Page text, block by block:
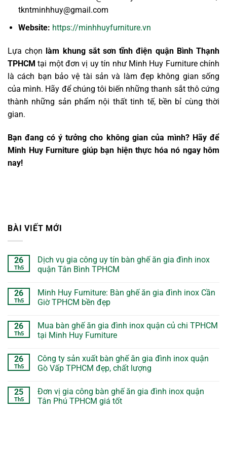
tkntminhhuy@gmail.com
Website: https://minhhuyfurniture.vn
Lựa chọn làm khung sắt sơn tĩnh điện quận Bình Thạnh
TPHCM tại một đơn vị uy tín như Minh Huy Furniture chính
là cách bạn bảo vệ tài sản và làm đẹp không gian sống
của mình. Hãy để chúng tôi biến những thanh sắt thô cứng
thành những sản phẩm nội thất tinh tế, bền bỉ cùng thời
gian.
Bạn đang có ý tưởng cho không gian của mình? Hãy để
Minh Huy Furniture giúp bạn hiện thực hóa nó ngay hôm
nay!
BÀI VIẾT MỚI
26
Th5
Dịch vụ gia công uy tín bàn ghế ăn gia đình inox
quận Tân Bình TPHCM
26
Th5
Minh Huy Furniture: Bàn ghế ăn gia đình inox Cần
Giờ TPHCM bền đẹp
26
Th5
Mua bàn ghế ăn gia đình inox quận củ chi TPHCM
tại Minh Huy Furniture
26
Th5
Công ty sản xuất bàn ghế ăn gia đình inox quận
Gò Vấp TPHCM đẹp, chất lượng
25
Th5
Đơn vị gia công bàn ghế ăn gia đình inox quận
Tân Phú TPHCM giá tốt